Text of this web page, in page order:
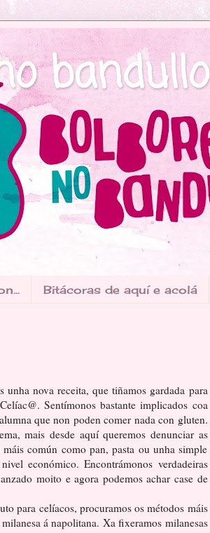
bandullo
Bitácoras de aquí e acolá
nova receita, que tiñamos gardada para
Sentímonos bastante implicados coa
que non poden comer nada con gluten.
mais desde aquí queremos denunciar as
común como pan, pasta ou unha simple
económico. Encontrámonos verdadeiras
moito e agora podemos achar case de
para celíacos, procuramos os métodos máis
á napolitana. Xa fixeramos milanesas